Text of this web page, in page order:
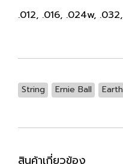
.012, .016, .024w,
String Ernie Ball
สินค้าเกี่ยวข้อง